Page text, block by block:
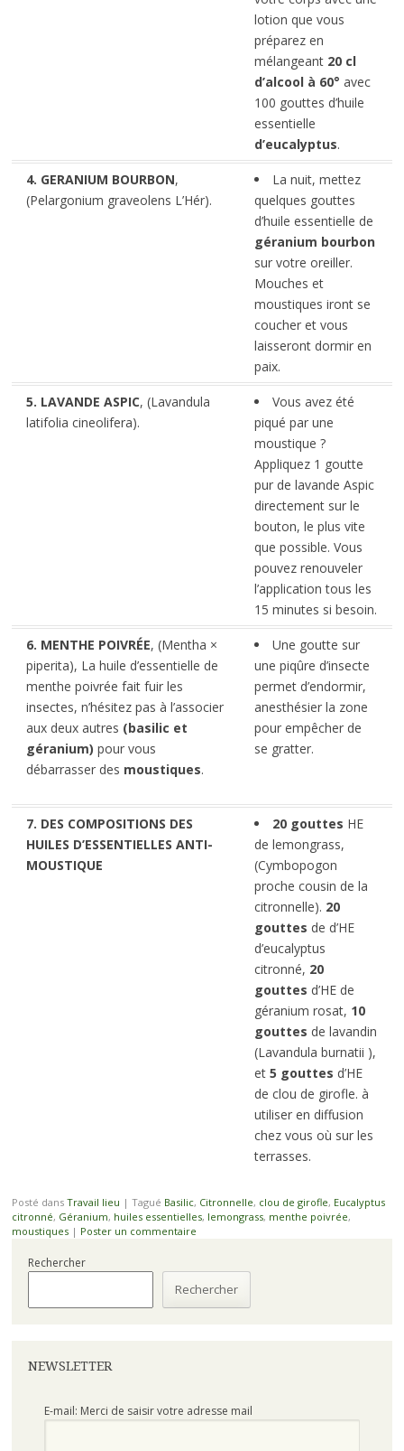
lotion que vous
préparez en
mélangeant 20 cl
d’alcool à 60° avec
100 gouttes d’huile
essentielle
d’eucalyptus.
4. GERANIUM BOURBON,
(Pelargonium graveolens L’Hér).
La nuit, mettez
quelques gouttes
d’huile essentielle de
géranium bourbon
sur votre oreiller.
Mouches et
moustiques iront se
coucher et vous
laisseront dormir en
paix.
5. LAVANDE ASPIC, (Lavandula
latifolia cineolifera).
Vous avez été
piqué par une
moustique ?
Appliquez 1 goutte
pur de lavande Aspic
directement sur le
bouton, le plus vite
que possible. Vous
pouvez renouveler
l’application tous les
15 minutes si besoin.
6. MENTHE POIVRÉE, (Mentha ×
piperita), La huile d’essentielle de
menthe poivrée fait fuir les
insectes, n’hésitez pas à l’associer
aux deux autres (basilic et
géranium) pour vous
débarrasser des moustiques.
Une goutte sur
une piqûre d’insecte
permet d’endormir,
anesthésier la zone
pour empêcher de
se gratter.
7. DES COMPOSITIONS DES
HUILES D’ESSENTIELLES ANTI-
MOUSTIQUE
20 gouttes HE
de lemongrass,
(Cymbopogon
proche cousin de la
citronnelle). 20
gouttes de d’HE
d’eucalyptus
citronné, 20
gouttes d’HE de
géranium rosat, 10
gouttes de lavandin
(Lavandula burnatii ),
et 5 gouttes d’HE
de clou de girofle. à
utiliser en diffusion
chez vous où sur les
terrasses.
Posté dans Travail lieu | Tagué Basilic, Citronnelle, clou de girofle, Eucalyptus
citronné, Géranium, huiles essentielles, lemongrass, menthe poivrée,
moustiques | Poster un commentaire
Rechercher
Rechercher
NEWSLETTER
E-mail: Merci de saisir votre adresse mail